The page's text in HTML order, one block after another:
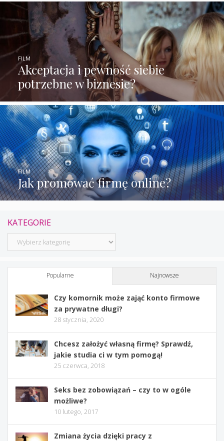
Akceptacja i pewność siebie
potrzebne w biznesie?
FILM
Jak promować firmę online?
FILM
KATEGORIE
Kategorie
Popularne Najnowsze
Czy komornik może zająć konto firmowe
za prywatne długi?
28 stycznia, 2020
Chcesz założyć własną firmę? Sprawdź,
jakie studia ci w tym pomogą!
25 czerwca, 2018
Seks bez zobowiązań – czy to w ogóle
możliwe?
10 lutego, 2017
Zmiana życia dzięki pracy z